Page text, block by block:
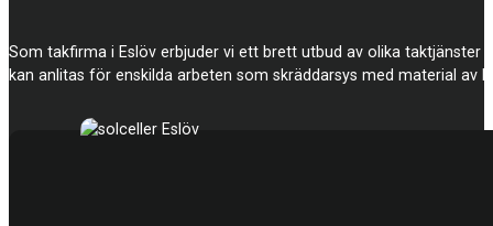
Som takfirma i Eslöv erbjuder vi ett brett utbud av olika taktjänster
kan anlitas för enskilda arbeten som skräddarsys med material av